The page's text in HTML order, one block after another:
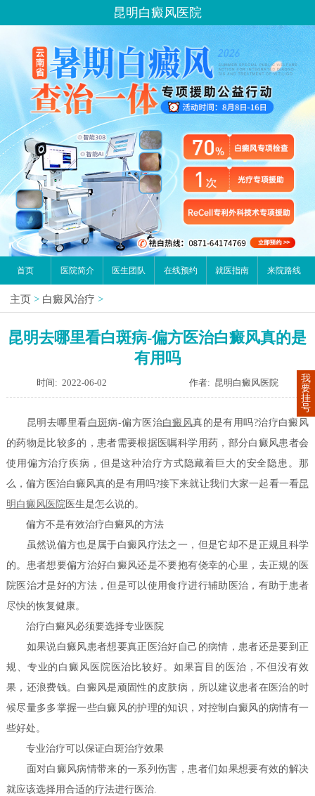
昆明白癜风医院
首页 医院简介 医生团队 在线预约 就医指南 来院路线
主页 > 白癜风治疗 >
昆明去哪里看白斑病-偏方医治白癜风真的是
有用吗
时间: 2022-06-02 作者: 昆明白癜风医院
昆明去哪里看白斑病-偏方医治白癜风真的是有用吗?治疗白癜风
的药物是比较多的，患者需要根据医嘱科学用药，部分白癜风患者会
使用偏方治疗疾病，但是这种治疗方式隐藏着巨大的安全隐患。那
么，偏方医治白癜风真的是有用吗?接下来就让我们大家一起看一看昆
明白癜风医院 医生是怎么说的。
偏方不是有效治疗白癜风的方法
虽然说偏方也是属于白癜风疗法之一，但是它却不是正规且科学
的。患者想要偏方治好白癜风还是不要抱有侥幸的心里，去正规的医
院医治才是好的方法，但是可以使用食疗进行辅助医治，有助于患者
尽快的恢复健康。
治疗白癜风必须要选择专业医院
如果说白癜风患者想要真正医治好自己的病情，患者还是要到正
规、专业的白癜风医院医治比较好。如果盲目的医治，不但没有效
果，还浪费钱。白癜风是顽固性的皮肤病，所以建议患者在医治的时
候尽量多多掌握一些白癜风的护理的知识，对控制白癜风的病情有一
些好处。
专业治疗可以保证白斑治疗效果
面对白癜风病情带来的一系列伤害，患者们如果想要有效的解决
就应该选择用合适的疗法进行医治.
我
要
挂
号